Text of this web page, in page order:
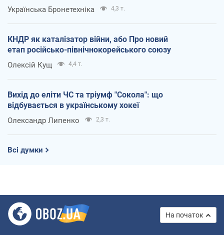
Українська Бронетехніка 4,3 т.
КНДР як каталізатор війни, або Про новий
етап російсько-північнокорейського союзу
Олексій Кущ 4,4 т.
Вихід до еліти ЧС та тріумф "Сокола": що
відбувається в українському хокеї
Олександр Липенко 2,3 т.
Всі думки
На початок